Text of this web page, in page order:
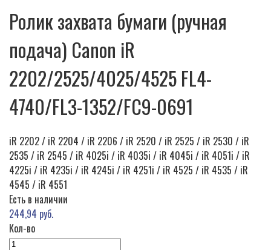
Ролик захвата бумаги (ручная
подача) Canon iR
2202/2525/4025/4525 FL4-
4740/FL3-1352/FC9-0691
iR 2202 / iR 2204 / iR 2206 / iR 2520 / iR 2525 / iR 2530 / iR
2535 / iR 2545 / iR 4025i / iR 4035i / iR 4045i / iR 4051i / iR
4225i / iR 4235i / iR 4245i / iR 4251i / iR 4525 / iR 4535 / iR
4545 / iR 4551
Есть в наличии
244,94 руб.
Кол-во